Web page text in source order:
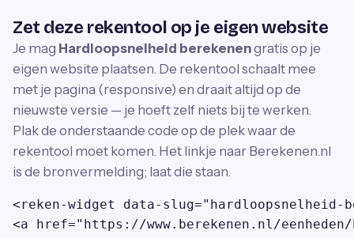
Zet deze rekentool op je eigen website
Je mag Hardloopsnelheid berekenengratis op je
eigen website plaatsen. De rekentool schaalt mee
met je pagina (responsive) en draait altijd op de
nieuwste versie — je hoeft zelf niets bij te werken.
Plak de onderstaande code op de plek waar de
rekentool moet komen. Het linkje naar Berekenen.nl
is de bronvermelding; laat die staan.
<reken-widget data-slug="hardloopsnelheid-
<a href="https://www.berekenen.nl/